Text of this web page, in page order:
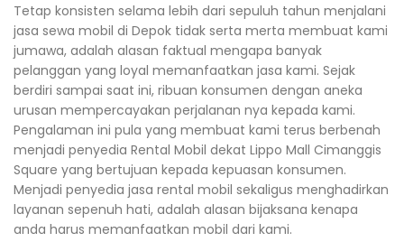
Tetap konsisten selama lebih dari sepuluh tahun menjalani
jasa sewa mobil di Depok tidak serta merta membuat kami
jumawa, adalah alasan faktual mengapa banyak
pelanggan yang loyal memanfaatkan jasa kami. Sejak
berdiri sampai saat ini, ribuan konsumen dengan aneka
urusan mempercayakan perjalanan nya kepada kami.
Pengalaman ini pula yang membuat kami terus berbenah
menjadi penyedia Rental Mobil dekat Lippo Mall Cimanggis
Square yang bertujuan kepada kepuasan konsumen.
Menjadi penyedia jasa rental mobil sekaligus menghadirkan
layanan sepenuh hati, adalah alasan bijaksana kenapa
anda harus memanfaatkan mobil dari kami.